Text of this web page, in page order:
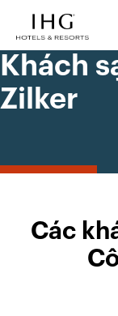
Khách
Zilker
Các